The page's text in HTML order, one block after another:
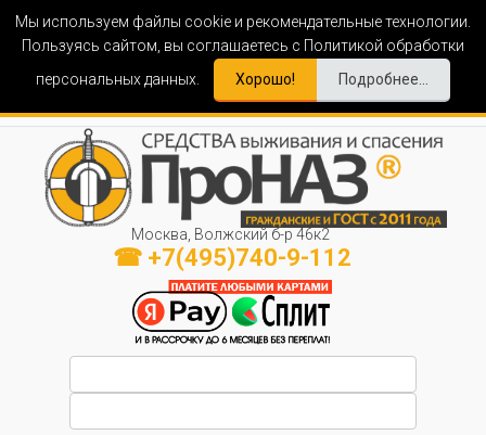
Мы используем файлы cookie и рекомендательные технологии.
Пользуясь сайтом, вы соглашаетесь с Политикой обработки
персональных данных.
Хорошо! Подробнее...
Москва, Волжский б-р 46к2
☎ +7(495)740-9-112